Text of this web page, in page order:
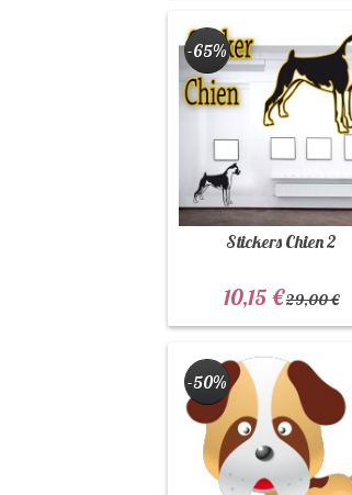
Stickers Chien 2
-65%
10,15 €29,00 €
-50%